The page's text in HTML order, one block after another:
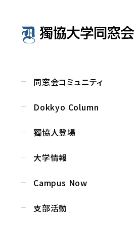
同窓会コミュニティ
Dokkyo Column
獨協人登場
大学情報
Campus Now
支部活動